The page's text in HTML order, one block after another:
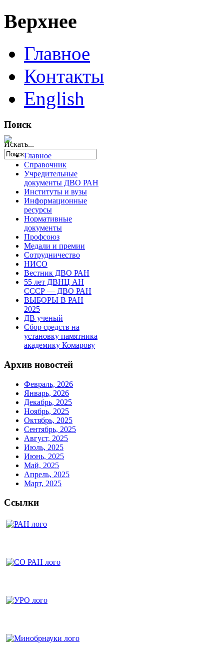
Верхнее
Главное
Контакты
English
Поиск
Искать...
Главное
Справочник
Учредительные
документы ДВО РАН
Институты и вузы
Информационные
ресурсы
Нормативные
документы
Профсоюз
Медали и премии
Сотрудничество
НИСО
Вестник ДВО РАН
55 лет ДВНЦ АН
СССР — ДВО РАН
ВЫБОРЫ В РАН
2025
ДВ ученый
Сбор средств на
установку памятника
академику Комарову
Архив новостей
Февраль, 2026
Январь, 2026
Декабрь, 2025
Ноябрь, 2025
Октябрь, 2025
Сентябрь, 2025
Август, 2025
Июль, 2025
Июнь, 2025
Май, 2025
Апрель, 2025
Март, 2025
Ссылки